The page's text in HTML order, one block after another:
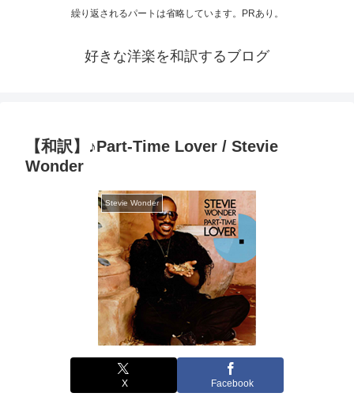
繰り返されるパートは省略しています。PRあり。
好きな洋楽を和訳するブログ
【和訳】♪Part-Time Lover / Stevie
Wonder
Stevie Wonder
X Facebook